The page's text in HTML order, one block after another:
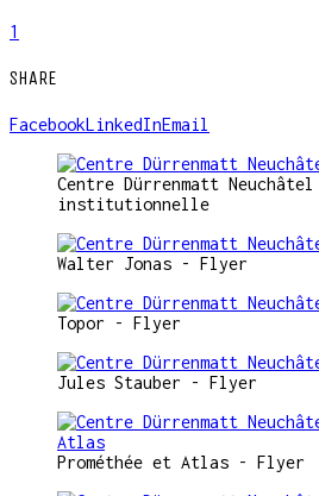
1
SHARE
FacebookLinkedInEmail
Centre Dürrenmatt
institutionnelle
Walter Jonas - Flyer
Topor - Flyer
Jules Stauber - Flyer
Prométhée et Atlas - Flyer